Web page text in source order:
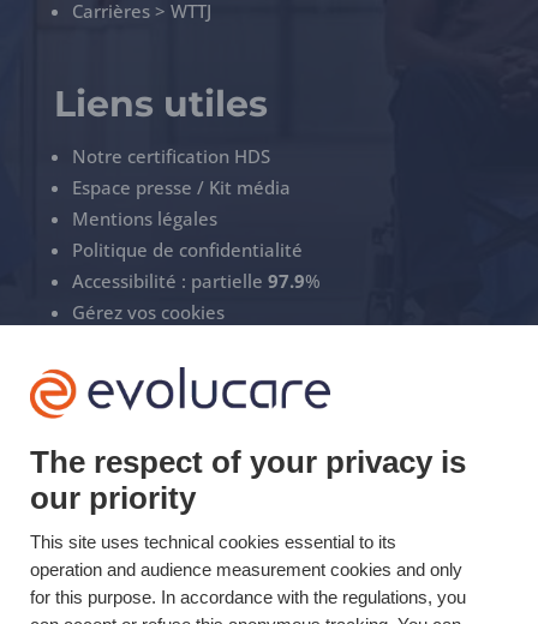
Carrières > WTTJ
Liens utiles
Notre certification HDS
Espace presse / Kit média
Mentions légales
Politique de confidentialité
Accessibilité : partielle 97.9%
Gérez vos cookies
 YOUTUBE
 LINKEDIN
The respect of your privacy is
our priority
This site uses technical cookies essential to its
operation and audience measurement cookies and only
for this purpose. In accordance with the regulations, you